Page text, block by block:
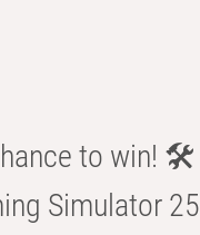
to win! 🛠️
Simulator 25